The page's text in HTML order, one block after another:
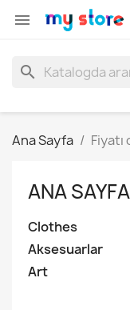

search
Ana Sayfa
ANA SAYFA
Clothes
Aksesuarlar
Art